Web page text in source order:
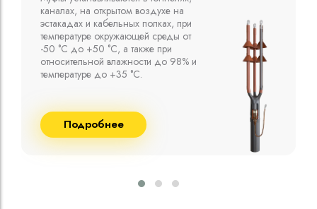
предлагает, как соединительные
термоусаживаемые муфты на кабель
напряжением до 10 кВ с изоляцией
из маслопропитанной бумаги и
сшитого полиэтилена собственного
производства
Подробнее